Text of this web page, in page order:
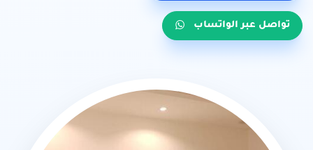
تواصل عبر الواتساب